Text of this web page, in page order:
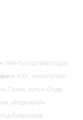
бүсэд байрладаг
ХХК, технологийн
Сиань хотын Өндөр
аж үйлдвэрийн
байрладаг.